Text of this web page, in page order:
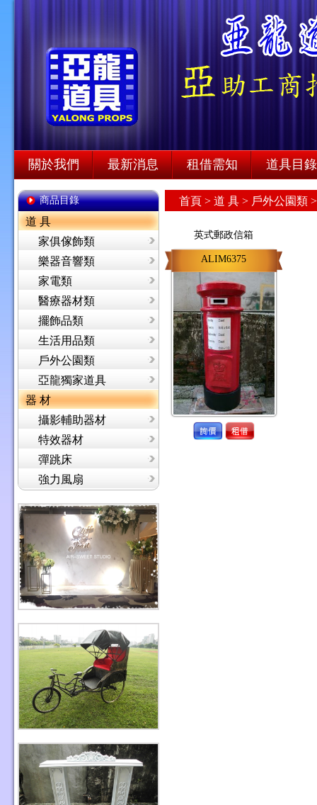
關於我們 最新消息 租借需知 道具目錄
商品目錄
道 具
家俱傢飾類
樂器音響類
家電類
醫療器材類
擺飾品類
生活用品類
戶外公園類
亞龍獨家道具
器 材
攝影輔助器材
特效器材
彈跳床
強力風扇
首頁 > 道 具 > 戶外公園類
英式郵政信箱
ALIM6375